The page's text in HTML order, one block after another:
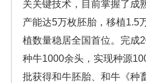
关关键技术，目前掌握了成
产能达5万枚胚胎，移植1.5
植数量稳居全国首位。完成
种牛1000余头，实现种源
批获得和牛胚胎、和牛《种